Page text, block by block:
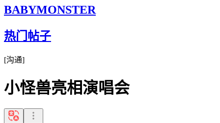
BABYMONSTER
热门帖子
[沟通]
小怪兽亮相演唱会